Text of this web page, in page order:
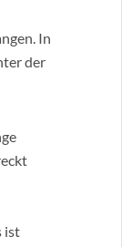
In
der
ist